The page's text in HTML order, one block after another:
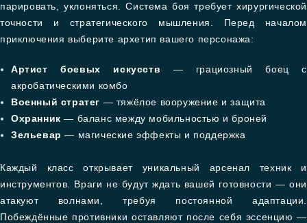
парировать, уклоняться. Система боя требует хирургической
точности и стратегического мышления. Перед началом
приключения выберите архетип вашего персонажа:
Артист боевых искусств — грациозный боец с
акробатическими комбо
Военный стратег — тяжёлое вооружение и защита
Охранник — баланс между мобильностью и броней
Зельевар — магические эффекты и поддержка
Каждый класс открывает уникальный арсенал техник и
инструментов. Враги не будут ждать вашей готовности — они
атакуют волнами, требуя постоянной адаптации.
Побеждённые противники оставляют после себя эссенцию —